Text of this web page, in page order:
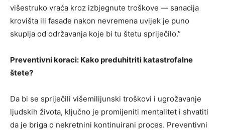
višestruko vraća kroz izbjegnute troškove — sanacija
krovišta ili fasade nakon nevremena uvijek je puno
skuplja od održavanja koje bi tu štetu spriječilo.”
Preventivni koraci: Kako preduhitriti katastrofalne
štete?
Da bi se spriječili višemilijunski troškovi i ugrožavanje
ljudskih života, ključno je promijeniti mentalitet i shvatiti
da je briga o nekretnini kontinuirani proces. Preventivni